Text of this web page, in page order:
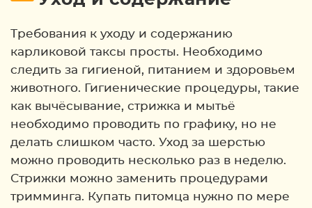
Требования к уходу и содержанию
карликовой таксы просты. Необходимо
следить за гигиеной, питанием и здоровьем
животного. Гигиенические процедуры, такие
как вычёсывание, стрижка и мытьё
необходимо проводить по графику, но не
делать слишком часто. Уход за шерстью
можно проводить несколько раз в неделю.
Стрижки можно заменить процедурами
тримминга. Купать питомца нужно по мере